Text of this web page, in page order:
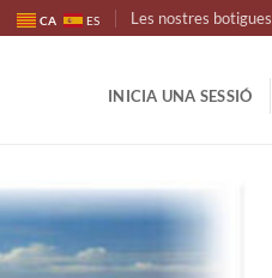
CA ES Les nostres botigues
INICIA UNA SESSIÓ